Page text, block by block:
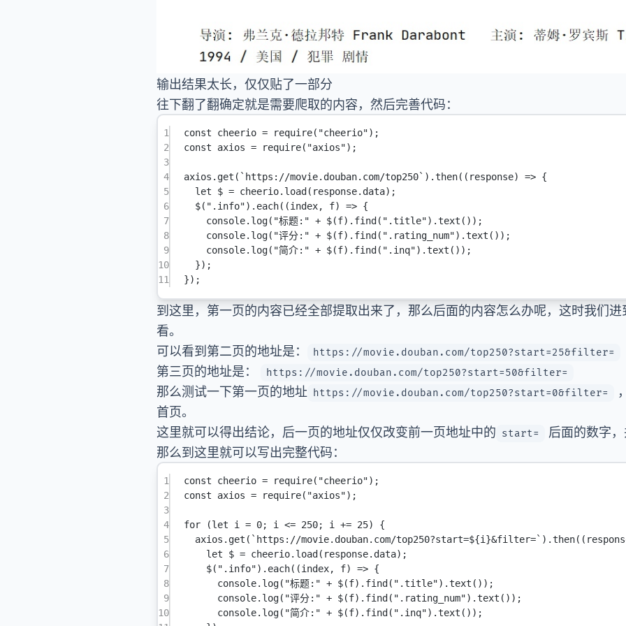
输出结果太长，仅仅贴了一部分
往下翻了翻确定就是需要爬取的内容，然后完善代码：
1 const cheerio = require( "cheerio");
2
const axios = require( "axios");
3
4
axios. get ( `https://movie.douban.com/top250` ).then(( response) => {
5
let $ = cheerio. load (response.data);
6
$( ".info"). each((index, f) => {
7
console. log( "标题:" + $(f). find ( ".title").text ());
8
console. log( "评分:" + $(f). find ( ".rating_num").text ());
9
console. log( "简介:" + $(f). find ( ".inq").text ());
10
});
11
});
到这里，第一页的内容已经全部提取出来了，那么后面的内容怎么办呢，这时我们
看。
可以看到第二页的地址是：
https://movie.douban.com/top250?start=25&filter=
第三页的地址是： https://movie.douban.com/top250?start=50&filter=
那么测试一下第一页的地址 https://movie.douban.com/top250?start=0&filter=
首页。
这里就可以得出结论，后一页的地址仅仅改变前一页地址中的 start=
后面的数字
那么到这里就可以写出完整代码：
1 const cheerio = require( "cheerio");
2
const axios = require( "axios");
3
4
for (let i = 0; i <= 250; i += 25) {
5
axios. get ( `https://movie.douban.com/top250?start=${i}&filter=` ).then((
6
let $ = cheerio. load (response.data);
7
$( ".info"). each((index, f) => {
8
console. log( "标题:" + $(f). find ( ".title").text ());
9
console. log( "评分:" + $(f). find ( ".rating_num").text ());
10
console. log( "简介:" + $(f). find ( ".inq").text ());